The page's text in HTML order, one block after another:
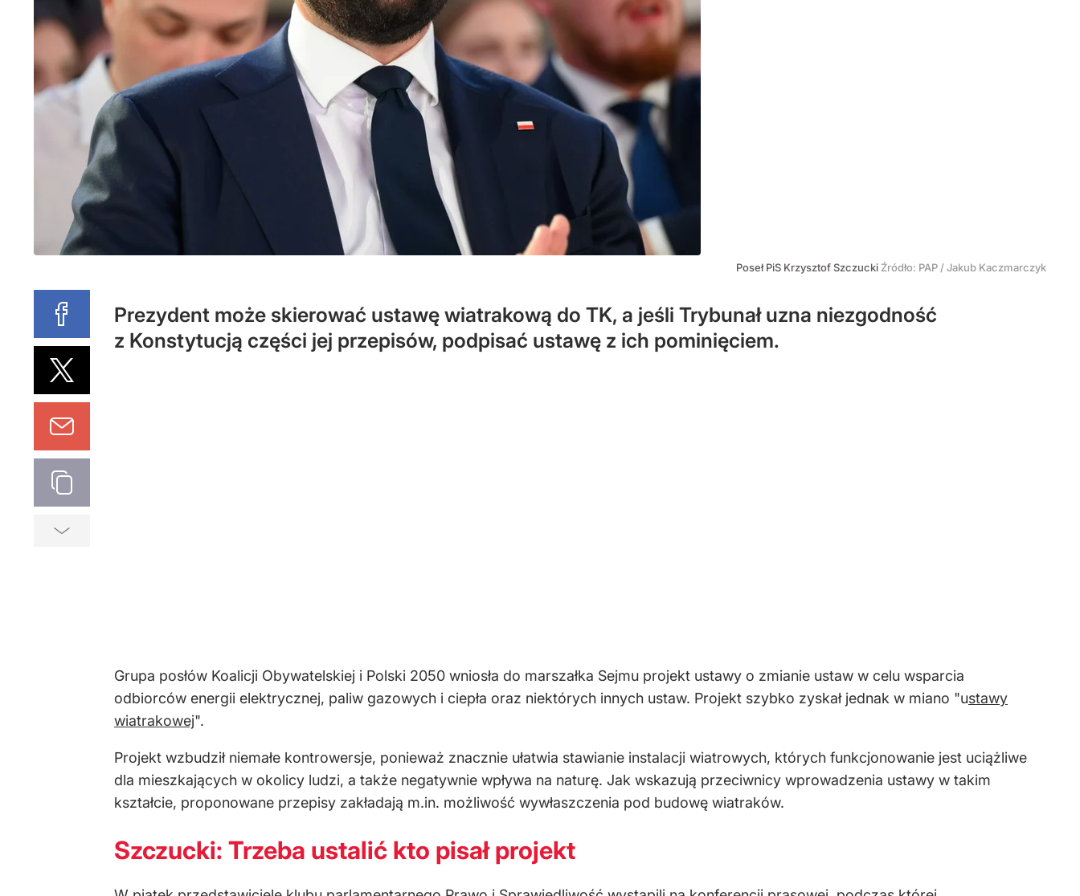
Poseł PiS Krzysztof Szczucki Źródło: PAP /Jakub Kaczmarczyk
Prezydent może skierować ustawę wiatrakową do TK, a jeśli Trybunał uzna niezgodność
z Konstytucją części jej przepisów, podpisać ustawę z ich pominięciem.
Grupa posłów Koalicji Obywatelskiej i Polski 2050 wniosła do marszałka Sejmu projekt ustawy o zmianie ustaw w celu wsparcia
odbiorców energii elektrycznej, paliw gazowych i ciepła oraz niektórych innych ustaw. Projekt szybko zyskał jednak w miano "ustawy
wiatrakowej".
Projekt wzbudził niemałe kontrowersje, ponieważ znacznie ułatwia stawianie instalacji wiatrowych, których funkcjonowanie jest uciążliwe
dla mieszkających w okolicy ludzi, a także negatywnie wpływa na naturę. Jak wskazują przeciwnicy wprowadzenia ustawy w takim
kształcie, proponowane przepisy zakładają m.in. możliwość wywłaszczenia pod budowę wiatraków.
Szczucki: Trzeba ustalić kto pisał projekt